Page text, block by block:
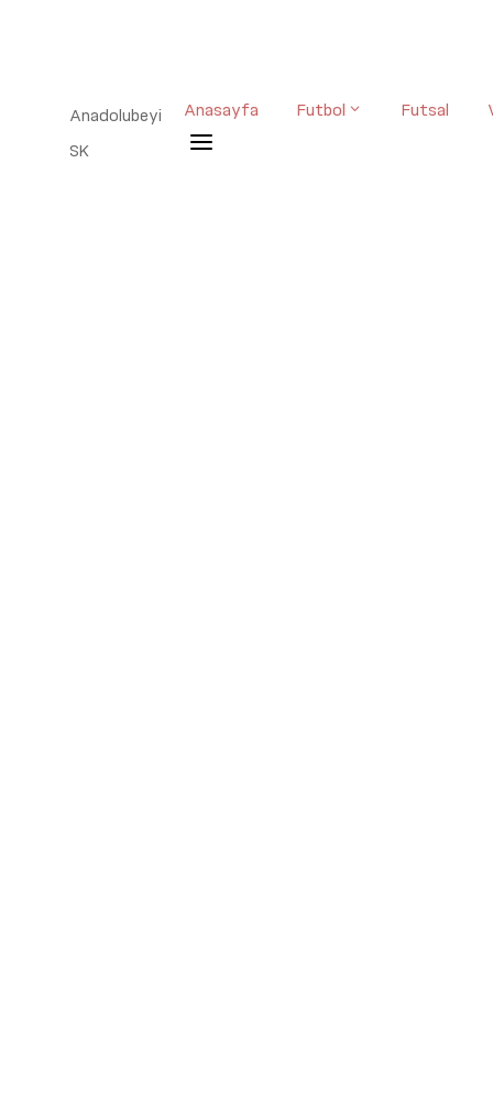
Anadolubeyi
SK
Anasayfa Futbol Futsal
a